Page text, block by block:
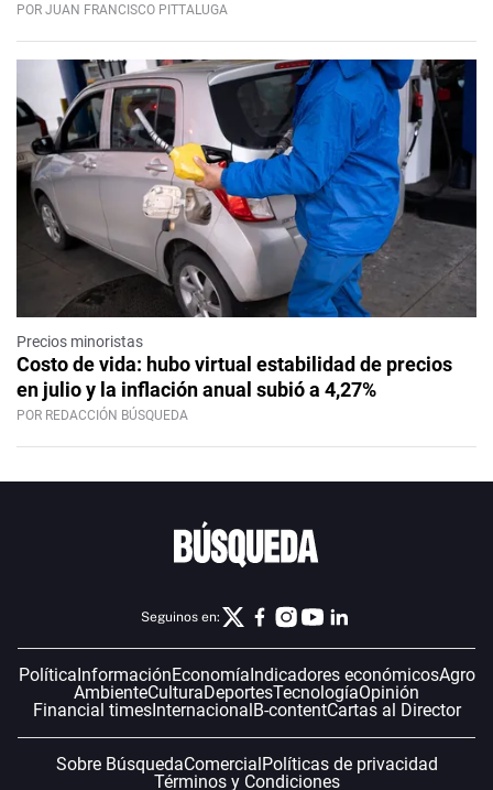
POR JUAN FRANCISCO PITTALUGA
Precios minoristas
Costo de vida: hubo virtual estabilidad de precios
en julio y la inflación anual subió a 4,27%
POR REDACCIÓN BÚSQUEDA
Seguinos en:
PolíticaInformaciónEconomíaIndicadores económicosAgro
AmbienteCulturaDeportesTecnologíaOpinión
Financial timesInternacionalB-contentCartas al Director
Sobre BúsquedaComercialPolíticas de privacidad
Términos y Condiciones